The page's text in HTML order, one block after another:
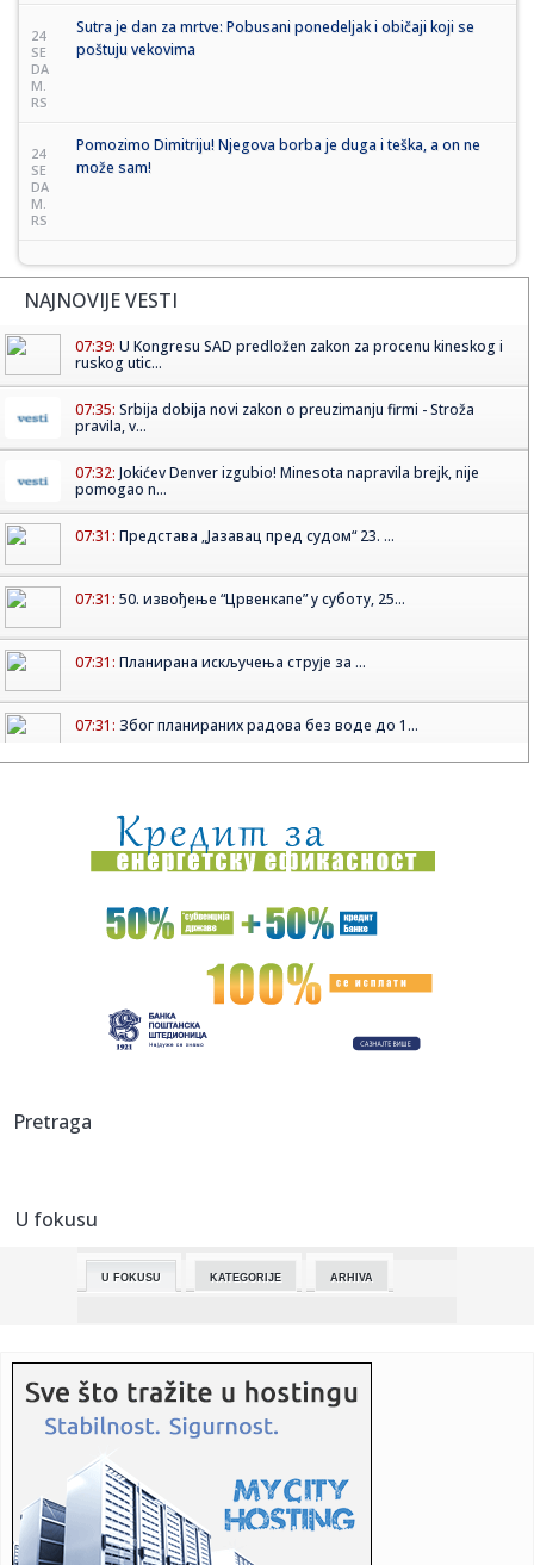
24
SE
DA
M.
RS
Sutra je dan za mrtve: Pobusani ponedeljak i običaji koji se
poštuju vekovima
24
SE
DA
M.
RS
Pomozimo Dimitriju! Njegova borba je duga i teška, a on ne
može sam!
NAJNOVIJE VESTI
07:39: U Kongresu SAD predložen zakon za procenu kineskog i
ruskog utic...
07:35: Srbija dobija novi zakon o preuzimanju firmi - Stroža
pravila, v...
07:32: Jokićev Denver izgubio! Minesota napravila brejk, nije
pomogao n...
07:31: Представа „Јазавац пред судом“ 23. ...
07:31: 50. извођење “Црвенкапе” у суботу, 25...
07:31: Планирана искључења струје за ...
07:31: Због планираних радова без воде до 1...
07:25:Немачки филмски аутори, археолошка ...
07:23:Robloks u Rusiji kažnjen zbog kršenja zakona o LGBT
propagandi
Sestre koje su oduševile Srbiju ponovo pokazale da imaju
07:19:Patrola sa dregerom kod Riblje pijace: Šta se dešava u
sa S...
07:15:
07:13:
Italijanski advokati će dobijati bonuse ako nagovore
07:03:Geely Preface je hibrid s koji troši 3,98 l/100 km
07:02:Pucnjava kod istorijske piramide u Meksiku: Ubijena
kanadska turi...
07:02:VIDEO: Savršeni i za doručak i za užinu - Mafini sa sirom i ti...
Pretraga
U fokusu
U FOKUSU KATEGORIJE ARHIVA